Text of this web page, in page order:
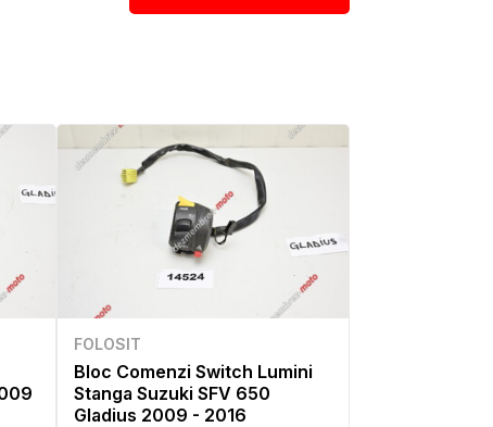
FOLOSIT
Bloc Comenzi Switch Lumini
Stanga Suzuki SFV 650
Gladius 2009 - 2016